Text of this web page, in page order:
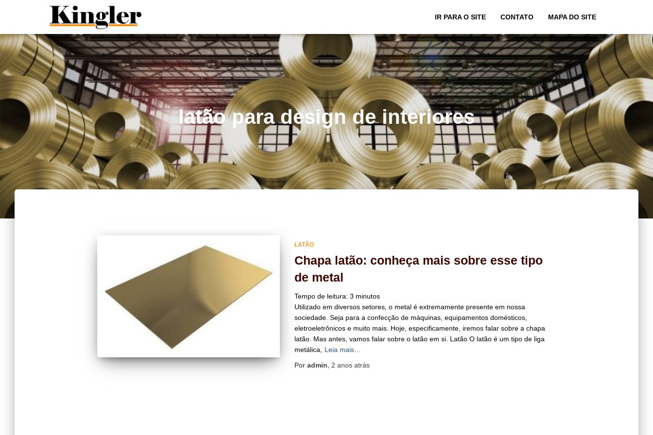
IR PARA O SITE
CONTATO MAPA DO SITE
latão para design de interiores
LATÃO
Chapa latão: conheça mais sobre esse tipo
de metal
Tempo de leitura: 3 minutos
Utilizado em diversos setores, o metal é extremamente presente em nossa
sociedade. Seja para a confecção de máquinas, equipamentos domésticos,
eletroeletrônicos e muito mais. Hoje, especificamente, iremos falar sobre a chapa
latão. Mas antes, vamos falar sobre o latão em si. Latão O latão é um tipo de liga
metálica,
Leia mais…
Por admin 2 anosatrás